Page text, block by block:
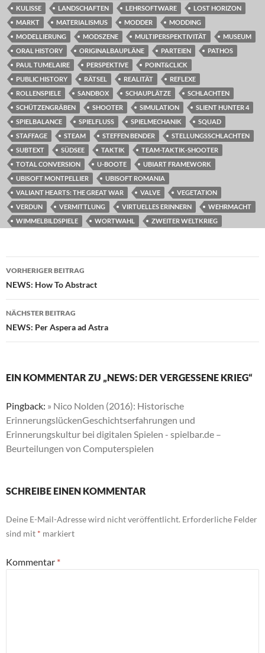
KULISSE
LANDSCHAFTEN LEHRSOFTWARE
LOST HORIZON
MARKT
MATERIALISMUS MODDER
MODDING
MODELLIERUNG
MODSZENE MULTIPERSPEKTIVITÄT
MUSEUM
ORAL HISTORY
ORIGINALBAUPLÄNE PARTEIEN
PATHOS
PAUL TUMELAIRE
PERSPEKTIVE
POINT&CLICK
PUBLIC HISTORY
RÄTSEL REALITÄT
REFLEXE
ROLLENSPIELE
SANDBOX SCHAUPLÄTZE
SCHLACHTEN
SCHÜTZENGRÄBEN
SHOOTER SIMULATION
SLIENT HUNTER 4
SPIELBALANCE
SPIELFLUSS SPIELMECHANIK
SQUAD
STAFFAGE
STEAM STEFFEN BENDER
STELLUNGSSCHLACHTEN
SUBTEXT
SÜDSEE TAKTIK
TEAM-TAKTIK-SHOOTER
TOTAL CONVERSION
U-BOOTE
UBIART FRAMEWORK
UBISOFT MONTPELLIER
UBISOFT ROMANIA
VALIANT HEARTS: THE GREAT WAR
VALVE
VEGETATION
VERDUN
VERMITTLUNG VIRTUELLES ERINNERN
WEHRMACHT
WIMMELBILDSPIELE
WORTWAHL ZWEITER WELTKRIEG
Beitragsnavigation
VORHERIGER BEITRAG
NEWS: How To Abstract
NÄCHSTER BEITRAG
NEWS: Per Aspera ad Astra
EIN KOMMENTAR ZU „NEWS: DER VERGESSENE KRIEG“
Pingback: » Nico Nolden (2016): Historische
ErinnerungslückenGeschichtserfahrungen und
Erinnerungskultur bei digitalen Spielen - spielbar.de –
Beurteilungen von Computerspielen
SCHREIBE EINEN KOMMENTAR
Deine E-Mail-Adresse wird nicht veröffentlicht. Erforderliche Felder
sind mit * markiert
Kommentar *